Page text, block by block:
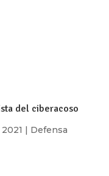
del ciberacoso
| Defensa